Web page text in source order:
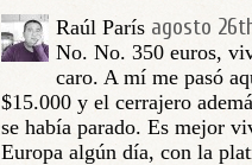
Raúl París agosto
No. No. 350 euros,
caro. A mí me pasó
$15.000 y el cerrajero
se había parado. Es mejor
Europa algún día, con la